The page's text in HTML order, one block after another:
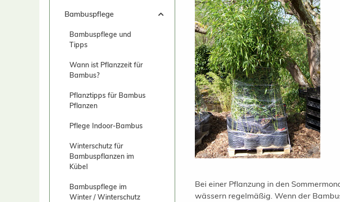
Bambuspflege
Bambuspflege und
Tipps
Wann ist Pflanzzeit für
Bambus?
Pflanztipps für Bambus
Pflanzen
Pflege Indoor-Bambus
Winterschutz für
Bambuspflanzen im
Kübel
Bambuspflege im
Winter / Winterschutz
Bei einer Pflanzung in den
wässern regelmäßig. Wenn der